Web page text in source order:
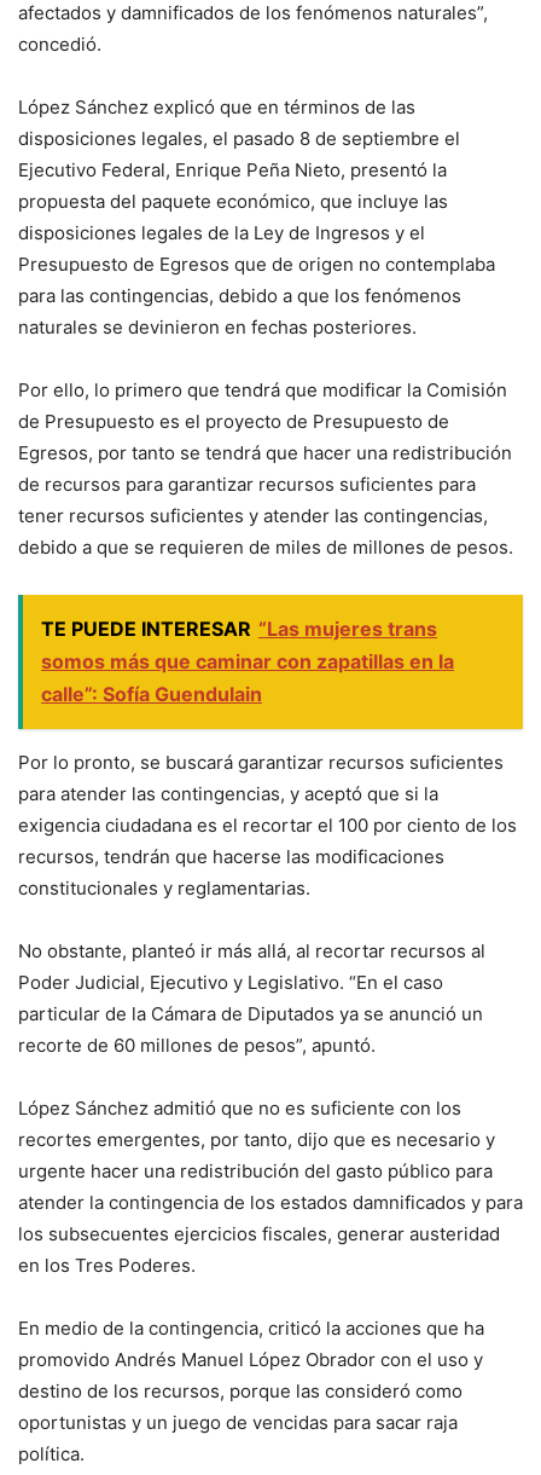
afectados y damnificados de los fenómenos naturales”,
concedió.
López Sánchez explicó que en términos de las
disposiciones legales, el pasado 8 de septiembre el
Ejecutivo Federal, Enrique Peña Nieto, presentó la
propuesta del paquete económico, que incluye las
disposiciones legales de la Ley de Ingresos y el
Presupuesto de Egresos que de origen no contemplaba
para las contingencias, debido a que los fenómenos
naturales se devinieron en fechas posteriores.
Por ello, lo primero que tendrá que modificar la Comisión
de Presupuesto es el proyecto de Presupuesto de
Egresos, por tanto se tendrá que hacer una redistribución
de recursos para garantizar recursos suficientes para
tener recursos suficientes y atender las contingencias,
debido a que se requieren de miles de millones de pesos.
TE PUEDE INTERESAR “Las mujeres trans
somos más que caminar con zapatillas en la
calle”: Sofía Guendulain
Por lo pronto, se buscará garantizar recursos suficientes
para atender las contingencias, y aceptó que si la
exigencia ciudadana es el recortar el 100 por ciento de los
recursos, tendrán que hacerse las modificaciones
constitucionales y reglamentarias.
No obstante, planteó ir más allá, al recortar recursos al
Poder Judicial, Ejecutivo y Legislativo. “En el caso
particular de la Cámara de Diputados ya se anunció un
recorte de 60 millones de pesos”, apuntó.
López Sánchez admitió que no es suficiente con los
recortes emergentes, por tanto, dijo que es necesario y
urgente hacer una redistribución del gasto público para
atender la contingencia de los estados damnificados y para
los subsecuentes ejercicios fiscales, generar austeridad
en los Tres Poderes.
En medio de la contingencia, criticó la acciones que ha
promovido Andrés Manuel López Obrador con el uso y
destino de los recursos, porque las consideró como
oportunistas y un juego de vencidas para sacar raja
política.